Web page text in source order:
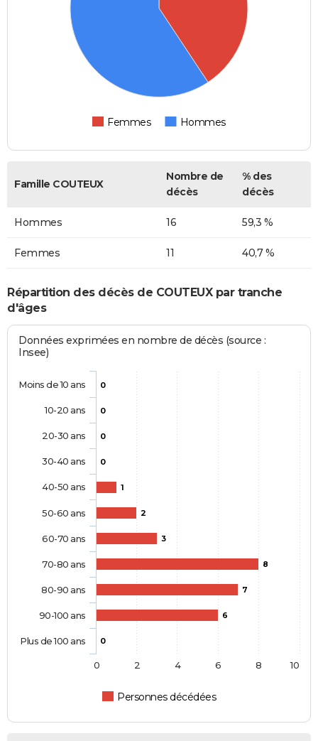
Femmes Hommes
Famille COUTEUX
Nombre de
décès
% des
décès
Hommes 16 59,3 %
Femmes 11 40,7 %
Répartition des décès de COUTEUX par tranche
d'âges
Données exprimées en nombre de décès (source :
Insee)
0
0
0
0
1
2
3
8
7
6
0
Personnes décédées
Moins de 10 ans
10-20 ans
20-30 ans
30-40 ans
40-50 ans
50-60 ans
60-70 ans
70-80 ans
80-90 ans
90-100 ans
Plus de 100 ans
0 2 4 6 8 10